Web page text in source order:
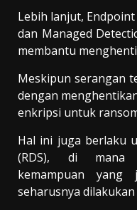
Lebih lanjut, Endpoint
dan Managed
membantu
Meskipun serangan
dengan
enkripsi untuk
Hal ini juga berlaku
(RDS), di mana
kemampuan
seharusnya dilakukan